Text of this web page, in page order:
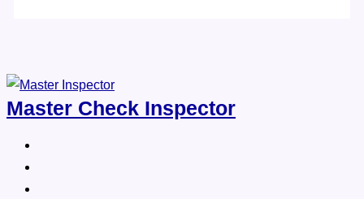
Master Check Inspector